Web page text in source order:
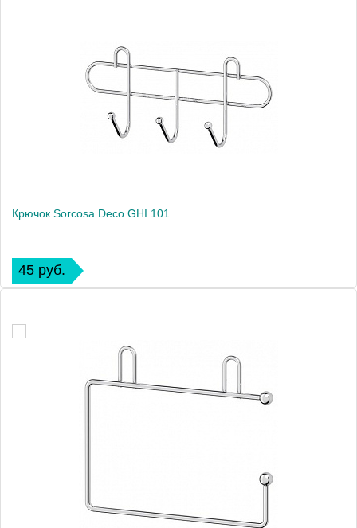
Крючок Sorcosa Deco GHI 101
45 руб.